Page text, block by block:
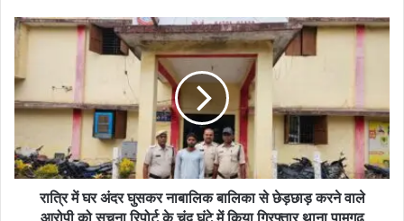
के
पू
स
र
पं
-
स
रा
त्रि
घ
र
अं
र
घु
रात्रि में घर अंदर घुसकर नाबालिक बालिका से छेड़छाड़ करने वाले